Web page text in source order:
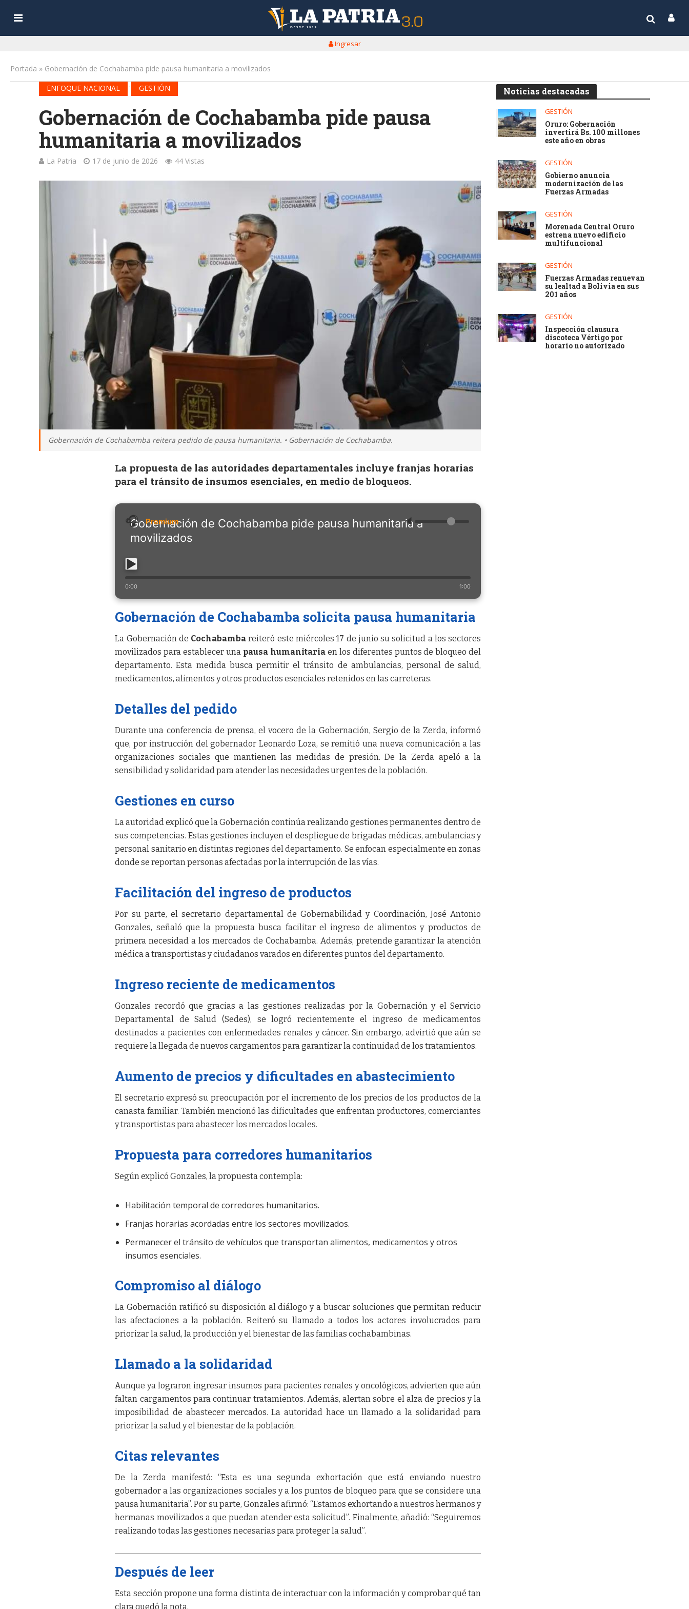
Ingresar
Portada » Gobernación de Cochabamba pide pausa humanitaria a movilizados
ENFOQUE NACIONAL
GESTIÓN
Gobernación de Cochabamba pide pausa
humanitaria a movilizados
La Patria 17 de junio de 2026 44 Vistas
Gobernación de Cochabamba reitera pedido de pausa humanitaria. • Gobernación de Cochabamba.
La propuesta de las autoridades departamentales incluye franjas horarias
para el tránsito de insumos esenciales, en medio de bloqueos.
Gobernación de Cochabamba pide pausa humanitaria a
movilizados
🔈
0:00 1:00
Gobernación de Cochabamba solicita pausa humanitaria
La Gobernación de Cochabamba reiteró este miércoles 17 de junio su solicitud a los sectores
movilizados para establecer una pausa humanitariaen los diferentes puntos de bloqueo del
departamento. Esta medida busca permitir el tránsito de ambulancias, personal de salud,
medicamentos, alimentos y otros productos esenciales retenidos en las carreteras.
Detalles del pedido
Durante una conferencia de prensa, el vocero de la Gobernación, Sergio de la Zerda, informó
que, por instrucción del gobernador Leonardo Loza, se remitió una nueva comunicación a las
organizaciones sociales que mantienen las medidas de presión. De la Zerda apeló a la
sensibilidad y solidaridad para atender las necesidades urgentes de la población.
Gestiones en curso
La autoridad explicó que la Gobernación continúa realizando gestiones permanentes dentro de
sus competencias. Estas gestiones incluyen el despliegue de brigadas médicas, ambulancias y
personal sanitario en distintas regiones del departamento. Se enfocan especialmente en zonas
donde se reportan personas afectadas por la interrupción de las vías.
Facilitación del ingreso de productos
Por su parte, el secretario departamental de Gobernabilidad y Coordinación, José Antonio
Gonzales, señaló que la propuesta busca facilitar el ingreso de alimentos y productos de
primera necesidad a los mercados de Cochabamba. Además, pretende garantizar la atención
médica a transportistas y ciudadanos varados en diferentes puntos del departamento.
Ingreso reciente de medicamentos
Gonzales recordó que gracias a las gestiones realizadas por la Gobernación y el Servicio
Departamental de Salud (Sedes), se logró recientemente el ingreso de medicamentos
destinados a pacientes con enfermedades renales y cáncer. Sin embargo, advirtió que aún se
requiere la llegada de nuevos cargamentos para garantizar la continuidad de los tratamientos.
Aumento de precios y dificultades en abastecimiento
El secretario expresó su preocupación por el incremento de los precios de los productos de la
canasta familiar. También mencionó las dificultades que enfrentan productores, comerciantes
y transportistas para abastecer los mercados locales.
Propuesta para corredores humanitarios
Según explicó Gonzales, la propuesta contempla:
Habilitación temporal de corredores humanitarios.
Franjas horarias acordadas entre los sectores movilizados.
Permanecer el tránsito de vehículos que transportan alimentos, medicamentos y otros
insumos esenciales.
Compromiso al diálogo
La Gobernación ratificó su disposición al diálogo y a buscar soluciones que permitan reducir
las afectaciones a la población. Reiteró su llamado a todos los actores involucrados para
priorizar la salud, la producción y el bienestar de las familias cochabambinas.
Llamado a la solidaridad
Aunque ya lograron ingresar insumos para pacientes renales y oncológicos, advierten que aún
faltan cargamentos para continuar tratamientos. Además, alertan sobre el alza de precios y la
imposibilidad de abastecer mercados. La autoridad hace un llamado a la solidaridad para
priorizar la salud y el bienestar de la población.
Citas relevantes
De la Zerda manifestó: “Esta es una segunda exhortación que está enviando nuestro
gobernador a las organizaciones sociales y a los puntos de bloqueo para que se considere una
pausa humanitaria”. Por su parte, Gonzales afirmó: “Estamos exhortando a nuestros hermanos y
hermanas movilizados a que puedan atender esta solicitud”. Finalmente, añadió: “Seguiremos
realizando todas las gestiones necesarias para proteger la salud”.
Después de leer
Esta sección propone una forma distinta de interactuar con la información y comprobar qué tan
clara quedó la nota.
Noticias destacadas
GESTIÓN
Oruro: Gobernación
invertirá Bs. 100 millones
este año en obras
GESTIÓN
Gobierno anuncia
modernización de las
Fuerzas Armadas
GESTIÓN
Morenada Central Oruro
estrena nuevo edificio
multifuncional
GESTIÓN
Fuerzas Armadas renuevan
su lealtad a Bolivia en sus
201 años
GESTIÓN
Inspección clausura
discoteca Vértigo por
horario no autorizado